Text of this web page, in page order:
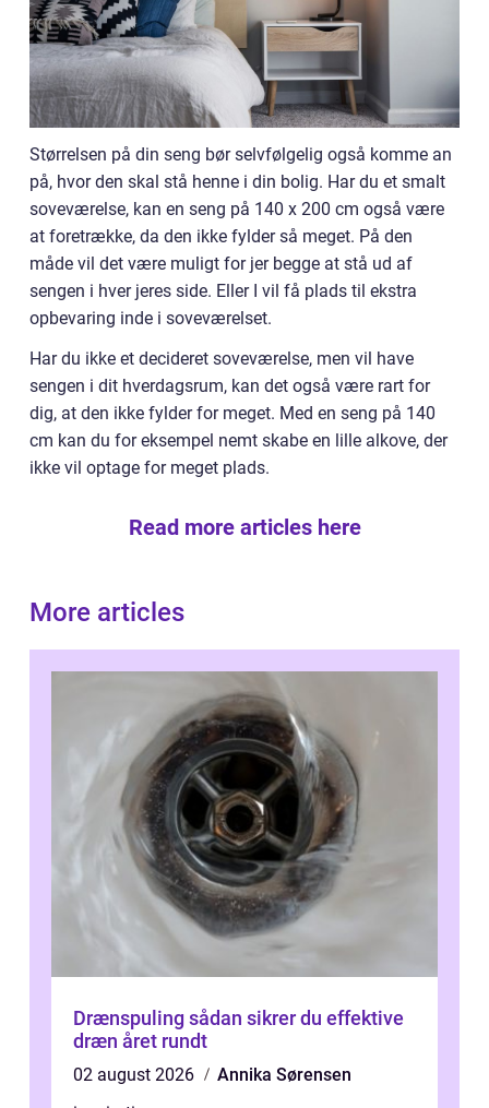
Størrelsen på din seng bør selvfølgelig også komme an
på, hvor den skal stå henne i din bolig. Har du et smalt
soveværelse, kan en seng på 140 x 200 cm også være
at foretrække, da den ikke fylder så meget. På den
måde vil det være muligt for jer begge at stå ud af
sengen i hver jeres side. Eller I vil få plads til ekstra
opbevaring inde i soveværelset.
Har du ikke et decideret soveværelse, men vil have
sengen i dit hverdagsrum, kan det også være rart for
dig, at den ikke fylder for meget. Med en seng på 140
cm kan du for eksempel nemt skabe en lille alkove, der
ikke vil optage for meget plads.
Read more articles here
More articles
Drænspuling sådan sikrer du effektive
dræn året rundt
02 august 2026
Annika Sørensen